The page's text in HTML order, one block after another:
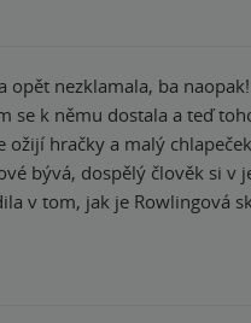
opět nezklamala, ba
se k němu dostala a teď
hračky a malý
v tom, jak je Rowlingová
psát. Opět je tu
podobně. Že dáváme